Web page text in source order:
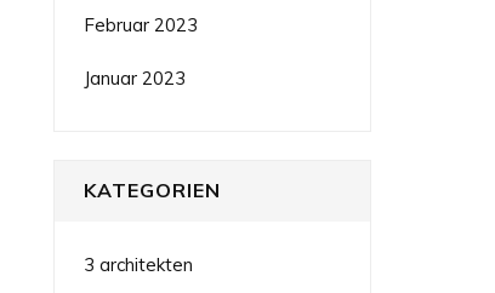
Februar 2023
Januar 2023
KATEGORIEN
3 architekten